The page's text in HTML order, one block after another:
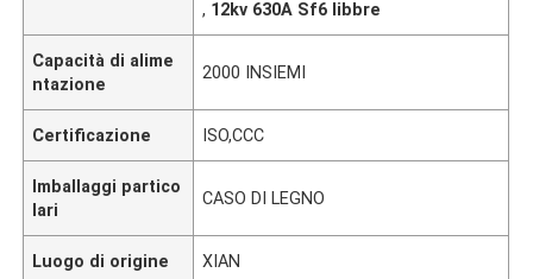
, 12kv 630A Sf6 libbre
Capacità di alime
ntazione
2000 INSIEMI
Certificazione ISO,CCC
Imballaggi partico
lari
CASO DI LEGNO
Luogo di origine XIAN